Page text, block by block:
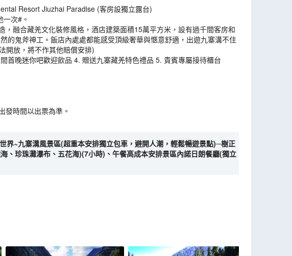
Resort Jiuzhai Paradise (客房設獨立露台)
次#。
融合藏羌文化裝修風格，酒店建築面積15萬平方米，設有過千間客房和
的鬼斧神工。飯店內處處都能感受頂級奢華與愜意舒適，出遊九寨溝不住
開放，將不作其他賠償安排)
首晚迷你吧歡迎飲品 4. 贈送九寨藏羌特色禮品 5. 貴賓專屬接待櫃台
發時間以出票為準。
~九寨溝風景區(超重本安排獨立包車，避開人潮，輕鬆暢遊景點)─樹正
珍珠灘瀑布、五花海)(7小時)、午餐高成本安排景區內諾日朗餐廳(獨立